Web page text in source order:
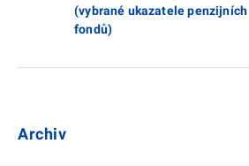
(vybrané ukazatele penzijních
fondů)
Archiv